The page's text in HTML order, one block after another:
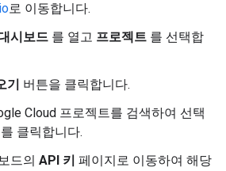
로 이동합니다.
시보드 를 열고 프로젝트 를 선택합
기 버튼을 클릭합니다.
Cloud 프로젝트를 검색하여 선택
를 클릭합니다.
드의 API 키 페이지로 이동하여 해당